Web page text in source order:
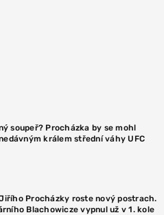
soupeř? Procházka by se mohl
králem střední váhy UFC
Procházky roste nový postrach.
Blachowicze vypnul už v 1. kole